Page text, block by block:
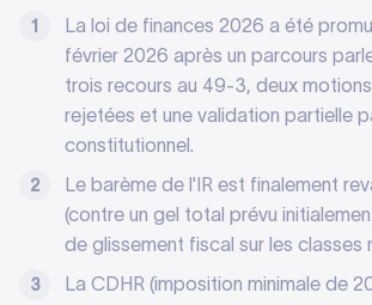
La loi de finances 2026 a été
février 2026 après un parcours
trois recours au 49-3, deux
rejetées et une validation partielle
constitutionnel.
Le barème de l'IR est finalement
(contre un gel total prévu
de glissement fiscal sur les classes
La CDHR (imposition minimale de